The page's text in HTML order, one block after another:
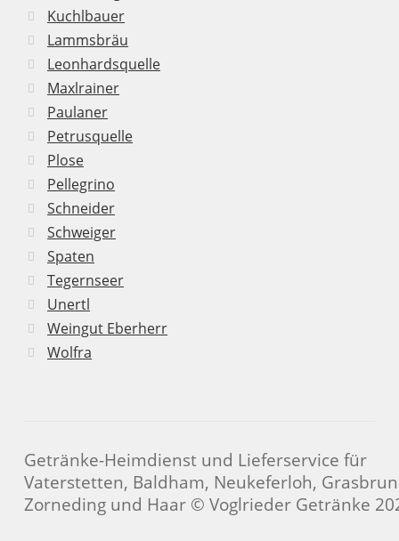
Kuchlbauer
Lammsbräu
Leonhardsquelle
Maxlrainer
Paulaner
Petrusquelle
Plose
Pellegrino
Schneider
Schweiger
Spaten
Tegernseer
Unertl
Weingut Eberherr
Wolfra
Getränke-Heimdienst und Lieferservice für
Vaterstetten, Baldham, Neukeferloh,
Zorneding und Haar © Voglrieder Getränke